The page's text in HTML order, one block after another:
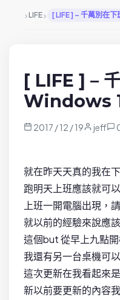
›LIFE › [ LIFE ] – 千萬別在
[ LIFE ] –
Windows
2017 / 12 / 19 jeff
就在昨天天真的我在
跑明天上班應該就可
上班一開電腦出現，
就以前的經驗來說應
這個but 從早上九點
我還有另一台桌機可
這次更新在我看起來
新以前要更新的內容